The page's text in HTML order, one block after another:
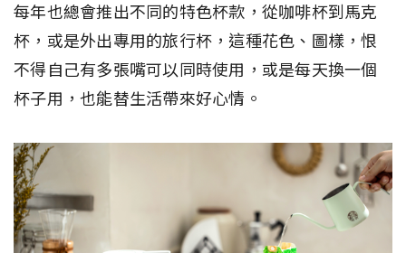
每年也總會推出不同的特色杯款，從咖啡杯到馬克
杯，或是外出專用的旅行杯，這種花色、圖樣，恨
不得自己有多張嘴可以同時使用，或是每天換一個
杯子用，也能替生活帶來好心情。